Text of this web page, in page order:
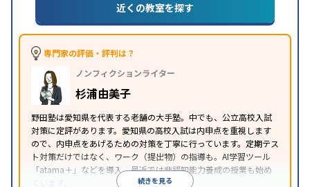
授業の振替可能学習にPC・タブレットを利用
※2023年10月調査。小学校高学年の集団塾アンケート調査方法を参照
近くの教室を探す
専門家の評価・評判は？
ノンフィクションライター
杉浦由美子
野田塾は愛知県を代表する老舗の大手塾。中でも、公立高校入試
対策に定評があります。愛知県の高校入試は内申点を重視します
ので、内申点をあげるための対策を丁寧に行っています。定期テス
ト対策だけではなく、ワーク（提出物）の指導も。AI学習ツール
「atama＋」などを導入。最近では非認知能力養成の授業も始め
続きを見る